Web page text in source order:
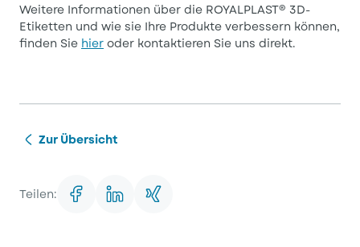
Weitere Informationen über die ROYALPLAST® 3D-
Etiketten und wie sie Ihre Produkte verbessern können,
finden Sie hier oder kontaktieren Sie uns direkt.
Zur Übersicht
Teilen: